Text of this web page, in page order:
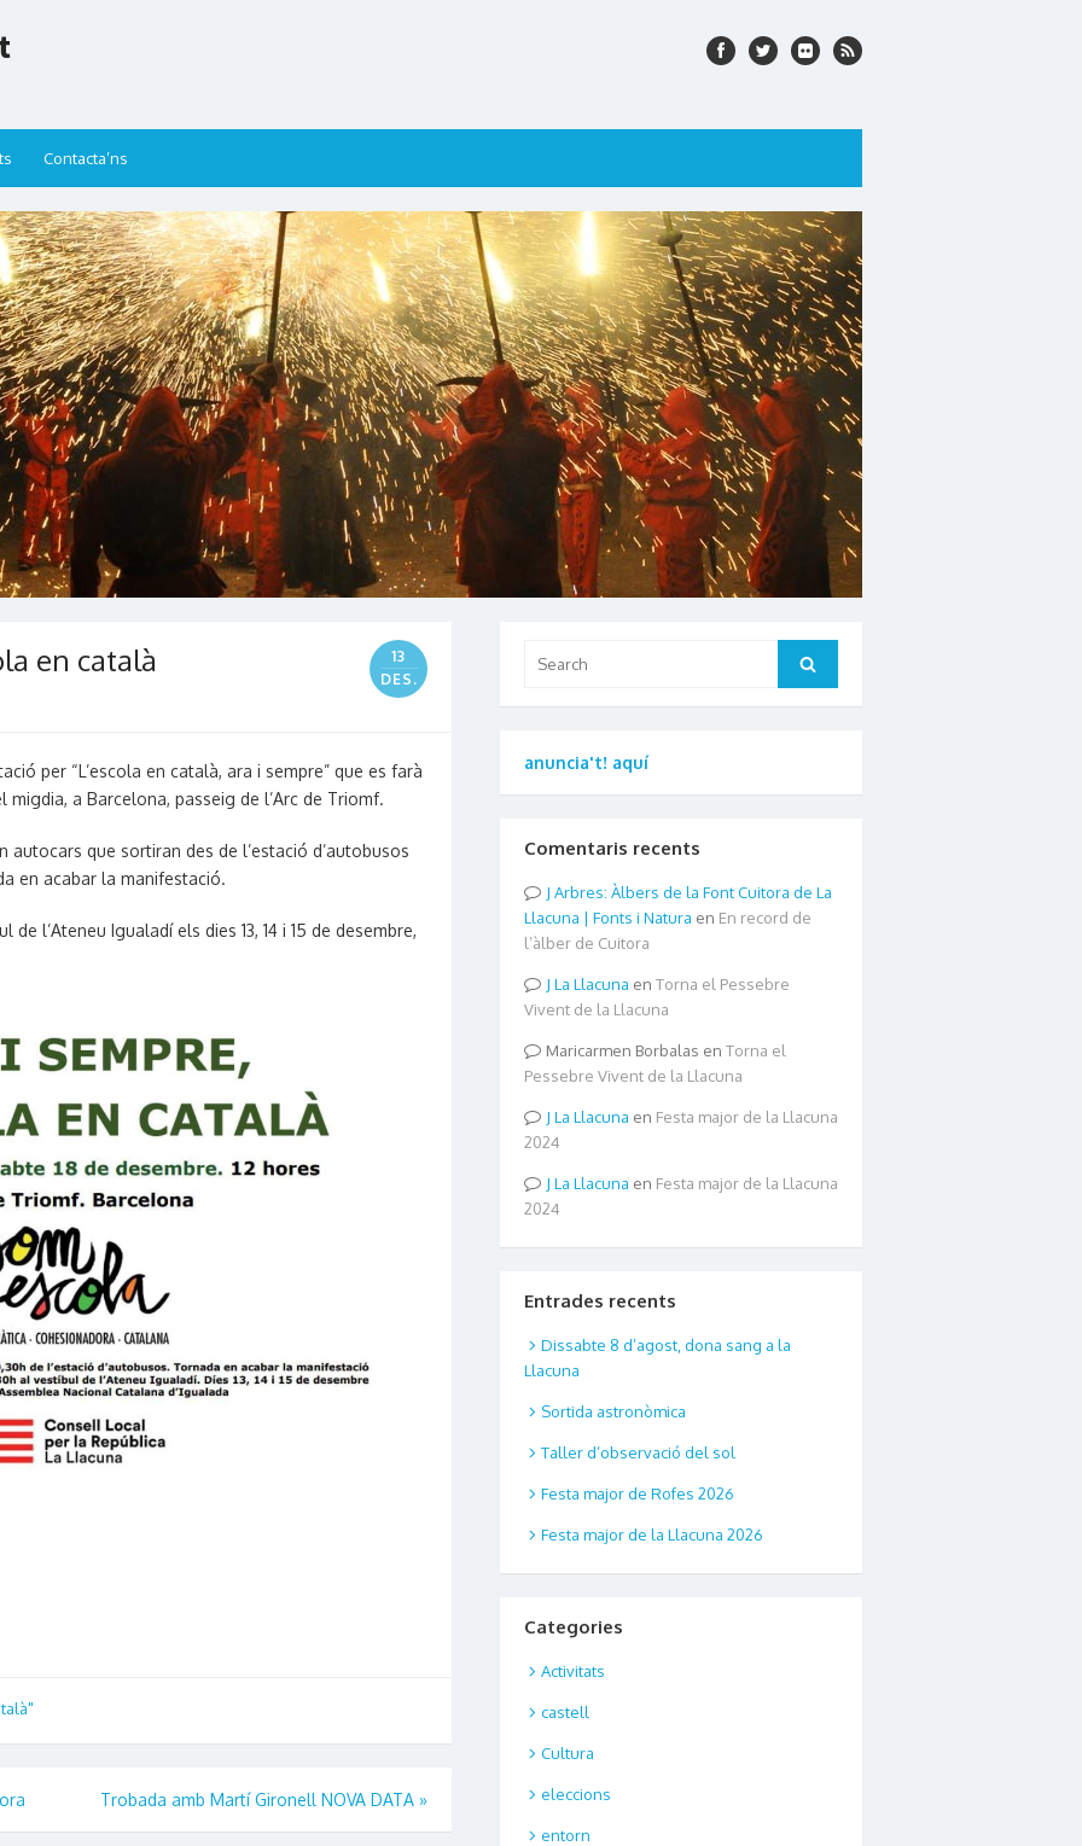
Contacta’ns
en català
13
DES.
per “L’escola en català, ara i sempre” que es farà
migdia, a Barcelona, passeig de l’Arc de Triomf.
autocars que sortiran des de l’estació d’autobusos
en acabar la manifestació.
l’Ateneu Igualadí els dies 13, 14 i 15 de desembre,
Trobada amb Martí Gironell NOVA DATA »
for:
Search
anuncia't! aquí
Comentaris recents
Arbres: Àlbers de la Font Cuitora de La
Llacuna | Fonts i Natura en En record de
l’àlber de Cuitora
La Llacuna en Torna el Pessebre
Vivent de la Llacuna
Maricarmen Borbalas en Torna el
Pessebre Vivent de la Llacuna
La Llacuna en Festa major de la Llacuna
2024
La Llacuna en Festa major de la Llacuna
2024
Entrades recents
Dissabte 8 d’agost, dona sang a la
Llacuna
Sortida astronòmica
Taller d’observació del sol
Festa major de Rofes 2026
Festa major de la Llacuna 2026
Categories
Activitats
castell
Cultura
eleccions
entorn